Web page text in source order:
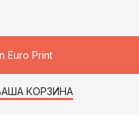
Euro Print
КОРЗИНА